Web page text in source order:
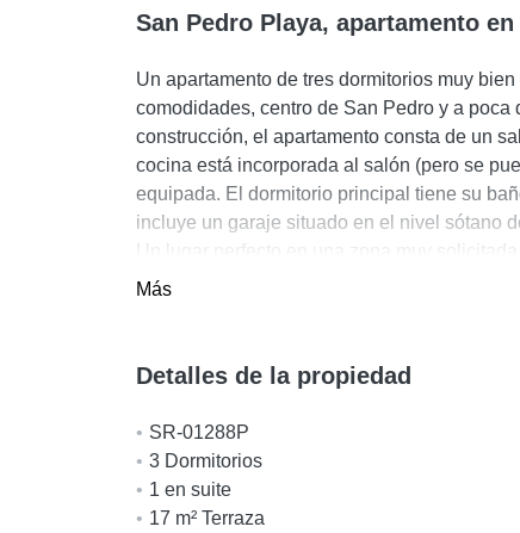
San Pedro Playa, apartamento
Un apartamento de tres dormitorios muy
comodidades, centro de San Pedro y a
construcción, el apartamento consta de un
cocina está incorporada al salón (pero se
equipada. El dormitorio principal tiene su
incluye un garaje situado en el nivel sótano
Un lugar perfecto en una zona muy solicitada.
Más
Detalles de la propiedad
SR-01288P
3 Dormitorios
1 en suite
17 m² Terraza